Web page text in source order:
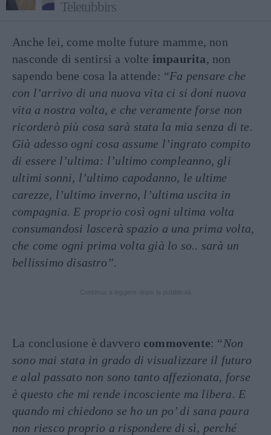
Teletubbirs
Anche lei, come molte future mamme, non
nasconde di sentirsi a volte impaurita, non
sapendo bene cosa la attende: “Fa pensare che
con l’arrivo di una nuova vita ci si doni nuova
vita a nostra volta, e che veramente forse non
ricorderò più cosa sarà stata la mia senza di te.
Già adesso ogni cosa assume l’ingrato compito
di essere l’ultima: l’ultimo compleanno, gli
ultimi sonni, l’ultimo capodanno, le ultime
carezze, l’ultimo inverno, l’ultima uscita in
compagnia. E proprio così ogni ultima volta
consumandosi lascerà spazio a una prima volta,
che come ogni prima volta già lo so.. sarà un
bellissimo disastro”.
La conclusione è davvero commovente: “Non
sono mai stata in grado di visualizzare il futuro
e alal passato non sono tanto affezionata, forse
è questo che mi rende incosciente ma libera. E
quando mi chiedono se ho un po’ di sana paura
non riesco proprio a rispondere di sì, perché